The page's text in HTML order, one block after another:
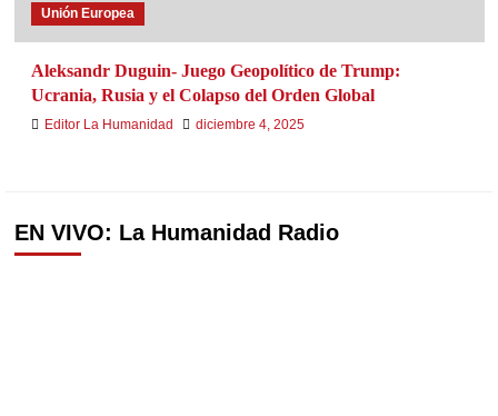
Unión Europea
Aleksandr Duguin- Juego Geopolítico de Trump:
Ucrania, Rusia y el Colapso del Orden Global
Editor La Humanidad diciembre 4, 2025
EN VIVO: La Humanidad Radio